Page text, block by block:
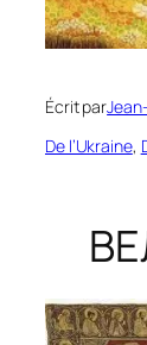
Écrit par
De l’Ukraine,